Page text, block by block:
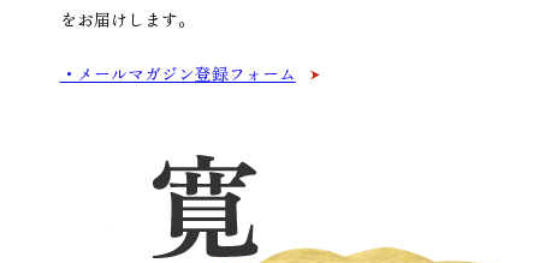
をお届けします。
メールマガジン登録フォーム